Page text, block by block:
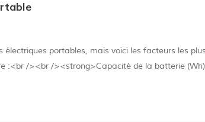
portables, mais voici les facteurs les plus
:<br /><br /><strong>Capacité de la batterie (Wh)